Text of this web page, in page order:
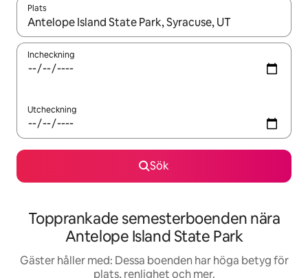
Plats
När resultaten är tillgängliga kan du navigera med upp- och
Incheckning
Utcheckning
Sök
Topprankade semesterboenden nära
Antelope Island State Park
Gäster håller med: Dessa boenden har höga betyg för
plats, renlighet och mer.